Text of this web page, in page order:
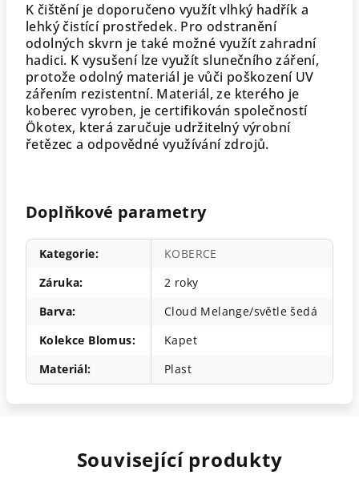
K čištění je doporučeno využít vlhký hadřík a
lehký čistící prostředek. Pro odstranění
odolných skvrn je také možné využít zahradní
hadici. K vysušení lze využít slunečního záření,
protože odolný materiál je vůči poškození UV
zářením rezistentní. Materiál, ze kterého je
koberec vyroben, je certifikován společností
Ökotex, která zaručuje udržitelný výrobní
řetězec a odpovědné využívání zdrojů.
Doplňkové parametry
Kategorie:
KOBERCE
Záruka:
2 roky
Barva:
Cloud Melange/světle šedá
Kolekce Blomus:
Kapet
Materiál: Plast
Související produkty